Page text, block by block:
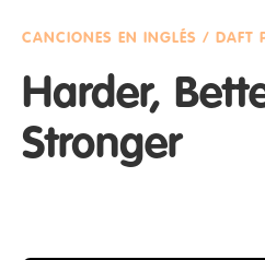
CANCIONES EN INGLÉS / DAFT
Harder,
Stronger